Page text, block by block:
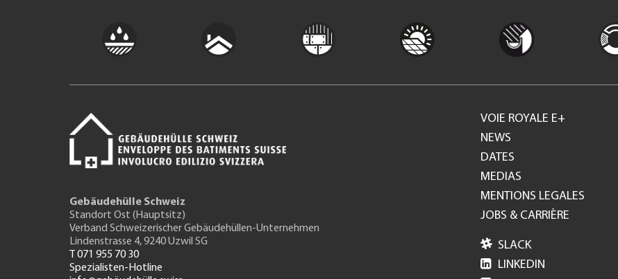
Gebäudehülle Schweiz
Standort Ost (Hauptsitz)
Verband Schweizerischer Gebäudehüllen-Unternehmen
Lindenstrasse 4, 9240 Uzwil SG
T 071 955 70 30
Spezialisten-Hotline
Footer
GH
VOIE ROYALE E+
NEWS
DATES
MEDIAS
MENTIONS LEGALES
JOBS & CARRIÈRE
 SLACK
 LINKEDIN